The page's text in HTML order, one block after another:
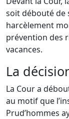
soit débouté de
harcèlement
prévention des
vacances.
La
La Cour a
au motif que
Prud’hommes